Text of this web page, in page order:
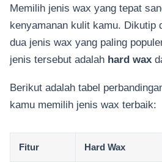
Memilih jenis wax yang tepat
kenyamanan kulit kamu. Dikutip
dua jenis wax yang paling
jenis tersebut adalah hard wax
Berikut adalah tabel
kamu memilih jenis wax terbaik:
Fitur Hard Wax